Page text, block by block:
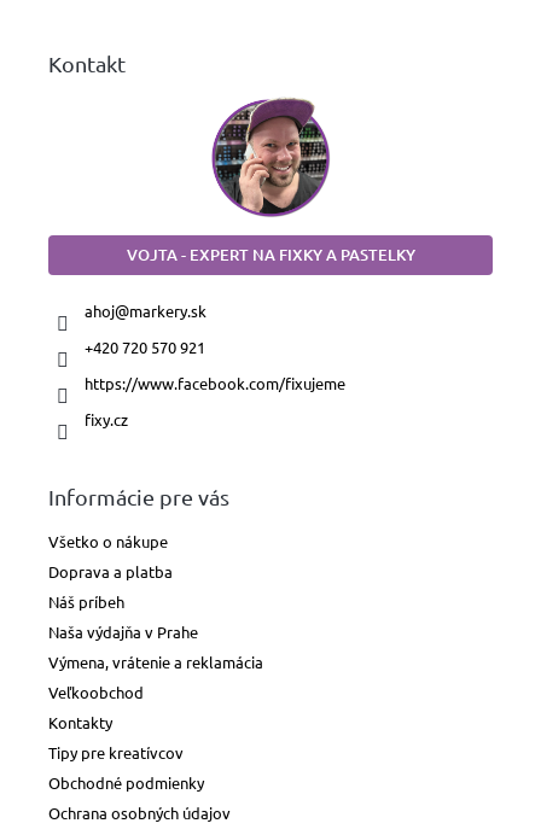
Kontakt
VOJTA - EXPERT NA FIXKY A PASTELKY
ahoj@markery.sk
+420 720 570 921
https://www.facebook.com/fixujeme
fixy.cz
Informácie pre vás
Všetko o nákupe
Doprava a platba
Náš príbeh
Naša výdajňa v Prahe
Výmena, vrátenie a reklamácia
Veľkoobchod
Kontakty
Tipy pre kreatívcov
Obchodné podmienky
Ochrana osobných údajov